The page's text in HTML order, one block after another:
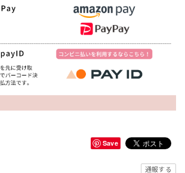
Save
通報する